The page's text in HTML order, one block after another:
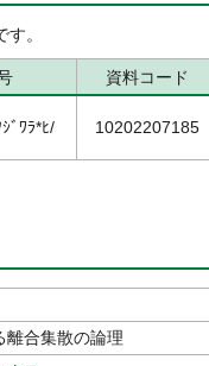
す。
資料コード
ﾞﾜﾗ*ﾋ/ 10202207185
離合集散の論理